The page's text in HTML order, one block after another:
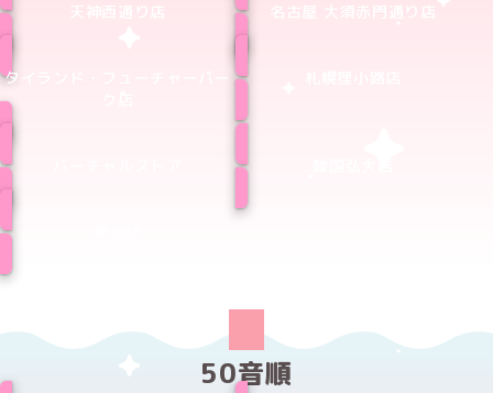
タイランド・フューチャーパー
50音順